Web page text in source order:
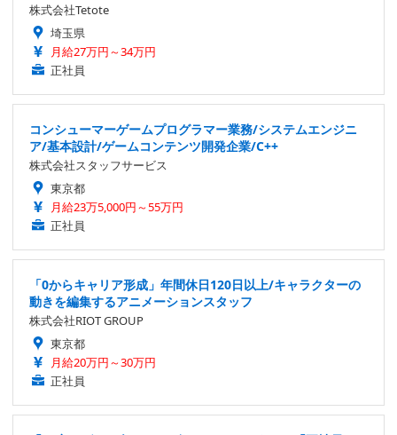
株式会社Tetote
埼玉県
月給27万円～34万円
正社員
コンシューマーゲームプログラマー業務/システムエンジニ
ア/基本設計/ゲームコンテンツ開発企業/C++
株式会社スタッフサービス
東京都
月給23万5,000円～55万円
正社員
「0からキャリア形成」年間休日120日以上/キャラクターの
動きを編集するアニメーションスタッフ
株式会社RIOT GROUP
東京都
月給20万円～30万円
正社員